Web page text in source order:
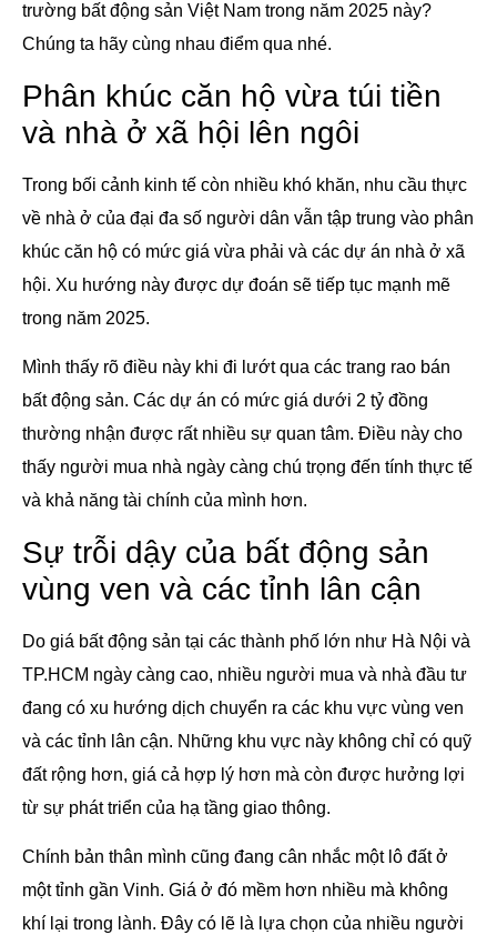
trường bất động sản Việt Nam trong năm 2025 này?
Chúng ta hãy cùng nhau điểm qua nhé.
Phân khúc căn hộ vừa túi tiền
và nhà ở xã hội lên ngôi
Trong bối cảnh kinh tế còn nhiều khó khăn, nhu cầu thực
về nhà ở của đại đa số người dân vẫn tập trung vào phân
khúc căn hộ có mức giá vừa phải và các dự án nhà ở xã
hội. Xu hướng này được dự đoán sẽ tiếp tục mạnh mẽ
trong năm 2025.
Mình thấy rõ điều này khi đi lướt qua các trang rao bán
bất động sản. Các dự án có mức giá dưới 2 tỷ đồng
thường nhận được rất nhiều sự quan tâm. Điều này cho
thấy người mua nhà ngày càng chú trọng đến tính thực tế
và khả năng tài chính của mình hơn.
Sự trỗi dậy của bất động sản
vùng ven và các tỉnh lân cận
Do giá bất động sản tại các thành phố lớn như Hà Nội và
TP.HCM ngày càng cao, nhiều người mua và nhà đầu tư
đang có xu hướng dịch chuyển ra các khu vực vùng ven
và các tỉnh lân cận. Những khu vực này không chỉ có quỹ
đất rộng hơn, giá cả hợp lý hơn mà còn được hưởng lợi
từ sự phát triển của hạ tầng giao thông.
Chính bản thân mình cũng đang cân nhắc một lô đất ở
một tỉnh gần Vinh. Giá ở đó mềm hơn nhiều mà không
khí lại trong lành. Đây có lẽ là lựa chọn của nhiều người